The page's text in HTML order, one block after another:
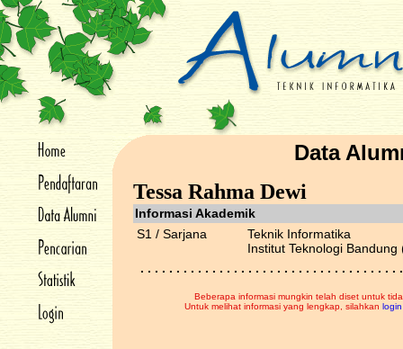
Data
Tessa Rahma Dewi
Informasi Akademik
S1 / Sarjana
Teknik Informatika
Institut Teknologi Bandung
. . . . . . . . . . . . . . . . . . . . . . . . . . . . . . . . . . . .
Beberapa informasi mungkin telah diset untuk
Untuk melihat informasi yang lengkap, silahkan login